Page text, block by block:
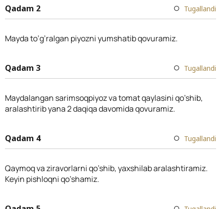
Qadam 2 Tugallandi
Mayda to’g’ralgan piyozni yumshatib qovuramiz.
Qadam 3 Tugallandi
Maydalangan sarimsoqpiyoz va tomat qaylasini qo’shib,
aralashtirib yana 2 daqiqa davomida qovuramiz.
Qadam 4 Tugallandi
Qaymoq va ziravorlarni qo’shib, yaxshilab aralashtiramiz.
Keyin pishloqni qo’shamiz.